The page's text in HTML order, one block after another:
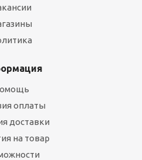
оплаты
доставки
на товар